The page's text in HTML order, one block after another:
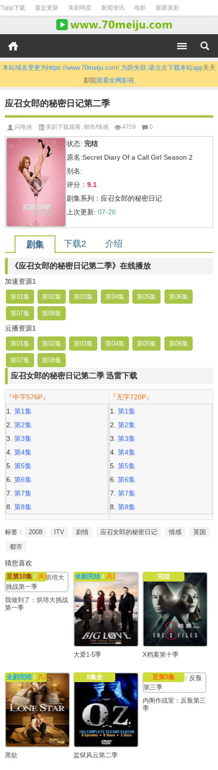
?app下载 最近更新 美剧明星 新闻资讯 电影 最新美剧
本站域名变更为https://www.70meiju.com/,为防失联,请点击下载本站app天天
影院观看全网影视
应召女郎的秘密日记第二季
闪电侠 美剧下载观看, 都市/情感 4759 0
状态: 完结
原名:Secret Diary Of a Call Girl Season 2
别名:
评分： 9.1
剧集系列：应召女郎的秘密日记
上次更新: 07-26
剧集 下载2 介绍
《应召女郎的秘密日记第二季》在线播放
加速资源1
第01集 第02集 第03集 第04集 第05集 第06集
第07集 第08集
云播资源1
第01集 第02集 第03集 第04集 第05集 第06集
第07集 第08集
应召女郎的秘密日记第二季 迅雷下载
『中字576P』
第1集
第2集
第3集
第4集
第5集
第6集
第7集
第8集
『无字720P』
第1集
第2集
第3集
第4集
第5集
第6集
第7集
第8集
标签： 2008 ITV 剧情 应召女郎的秘密日记 情感
英国
都市
猜您喜欢
至第10集 / 共10集
我做到了：烘培大挑战
第一季
全剧完结 /共12集【本剧只有外挂中字 且不全 勿
大爱1-5季
完结
X档案第十季
全剧完结 / 共2集
黑欲
8集全
监狱风云第二季
至第5集
内阁作战室：反叛第三
季